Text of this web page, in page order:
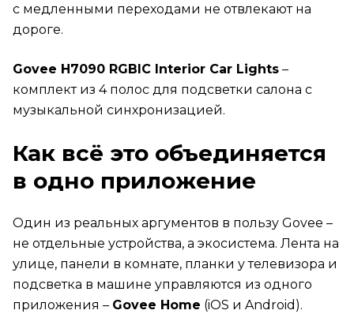
с медленными переходами не отвлекают на
дороге.
Govee H7090 RGBIC Interior Car Lights –
комплект из 4 полос для подсветки салона с
музыкальной синхронизацией.
Как всё это объединяется
в одно приложение
Один из реальных аргументов в пользу Govee –
не отдельные устройства, а экосистема. Лента на
улице, панели в комнате, планки у телевизора и
подсветка в машине управляются из одного
приложения – Govee Home (iOS и Android).